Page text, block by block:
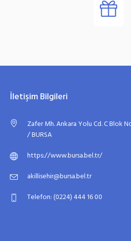
İletişim Bilgileri
Zafer Mh. Ankara Yolu Cd. C Blok
/ BURSA
https://www.bursa.bel.tr/
akillisehir@bursa.bel.tr
Telefon: (0224) 444 16 00